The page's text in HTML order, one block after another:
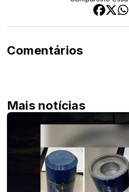
Comentários
Mais notícias